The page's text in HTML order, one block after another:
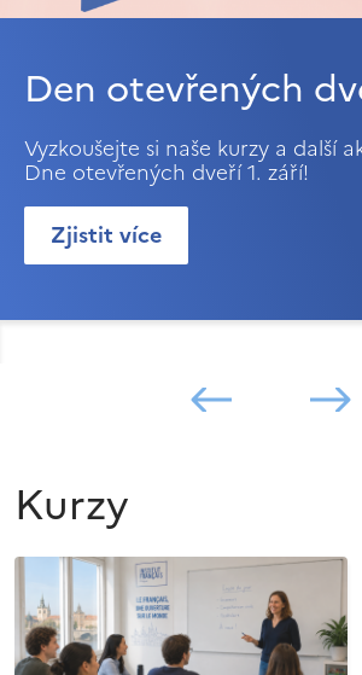
Den otevřených
Vyzkoušejte si naše kurzy a další
Dne otevřených dveří 1. září!
Zjistit více
Kurzy